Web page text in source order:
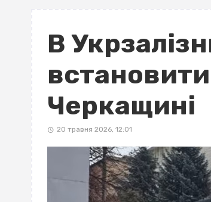
В
Черкащині
20 травня 2026, 12:01